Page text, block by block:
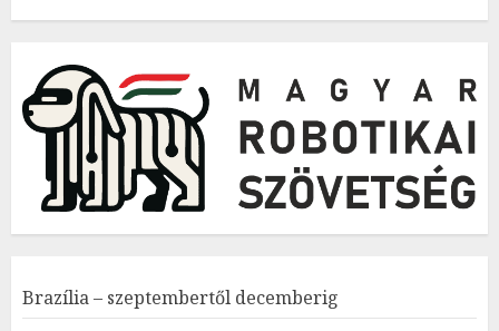
Brazília – szeptembertől decemberig